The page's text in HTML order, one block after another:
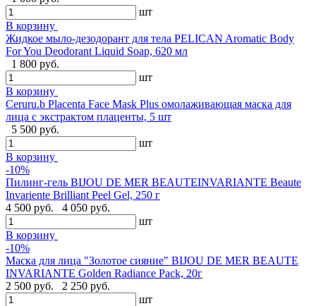
шт
В корзину
Жидкое мыло-дезодорант для тела PELICAN Aromatic Body
For You Deodorant Liquid Soap, 620 мл
1 800 руб.
шт
В корзину
Ceruru.b Placenta Face Mask Plus омолаживающая маска для
лица с экстрактом плаценты, 5 шт
5 500 руб.
шт
В корзину
-10%
Пилинг-гель BIJOU DE MER BEAUTEINVARIANTE Beaute
Invariente Brilliant Peel Gel, 250 г
4 500 руб.
4 050 руб.
шт
В корзину
-10%
Маска для лица "Золотое сияние" BIJOU DE MER BEAUTE
INVARIANTE Golden Radiance Pack, 20г
2 500 руб.
2 250 руб.
шт